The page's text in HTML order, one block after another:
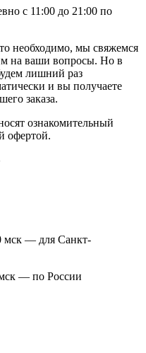
с 11:00 до 21:00 по
необходимо, мы свяжемся
на ваши вопросы. Но в
лишний раз
и вы получаете
заказа.
ознакомительный
офертой.
мск — для Санкт-
— по России